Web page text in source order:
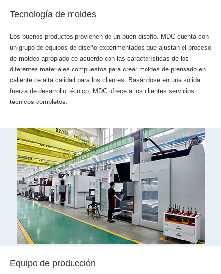
Tecnología de moldes
Los buenos productos provienen de un buen diseño. MDC cuenta con
un grupo de equipos de diseño experimentados que ajustan el proceso
de moldeo apropiado de acuerdo con las características de los
diferentes materiales compuestos para crear moldes de prensado en
caliente de alta calidad para los clientes. Basándose en una sólida
fuerza de desarrollo técnico, MDC ofrece a los clientes servicios
técnicos completos.
Equipo de producción